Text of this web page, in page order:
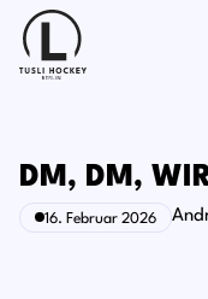
DM, DM,
16. Februar 2026